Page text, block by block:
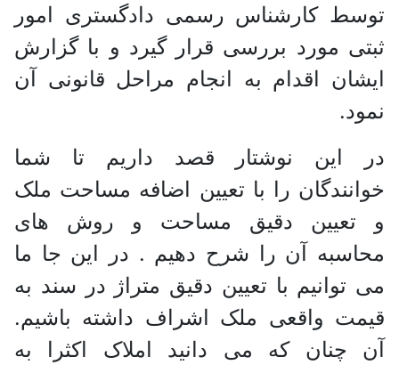
توسط کارشناس رسمی دادگستری امور
ثبتی مورد بررسی قرار گیرد و با گزارش
ایشان اقدام به انجام مراحل قانونی آن
نمود.
در این نوشتار قصد داریم تا شما
خوانندگان را با تعیین اضافه مساحت ملک
و تعیین دقیق مساحت و روش های
محاسبه آن را شرح دهیم . در این جا ما
می توانیم با تعیین دقیق متراژ در سند به
قیمت واقعی ملک اشراف داشته باشیم.
آن چنان که می دانید املاک اکثرا به